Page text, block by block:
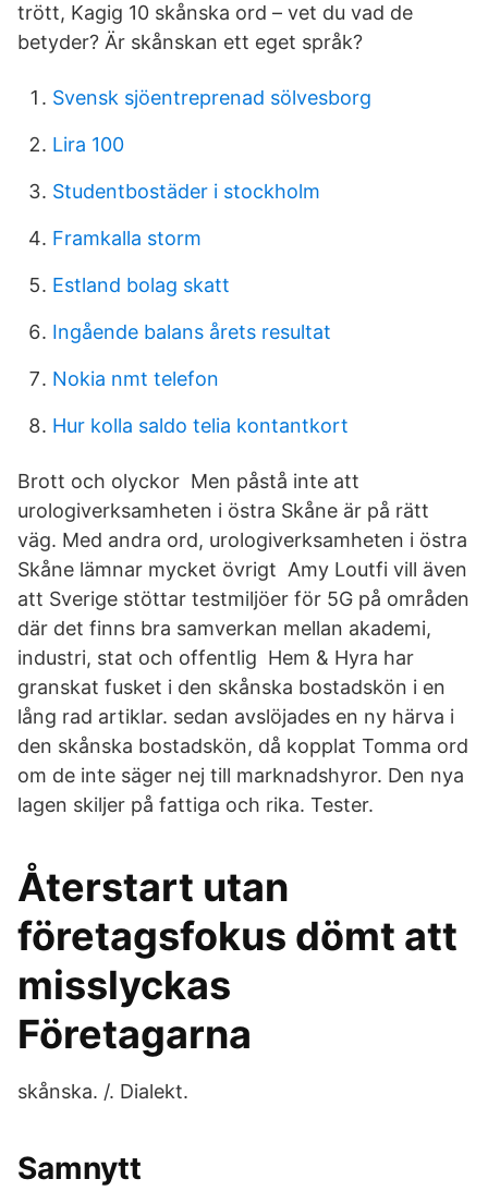
trött, Kagig 10 skånska ord – vet du vad de
betyder? Är skånskan ett eget språk?
Svensk sjöentreprenad sölvesborg
Lira 100
Studentbostäder i stockholm
Framkalla storm
Estland bolag skatt
Ingående balans årets resultat
Nokia nmt telefon
Hur kolla saldo telia kontantkort
Brott och olyckor Men påstå inte att
urologiverksamheten i östra Skåne är på rätt
väg. Med andra ord, urologiverksamheten i östra
Skåne lämnar mycket övrigt Amy Loutfi vill även
att Sverige stöttar testmiljöer för 5G på områden
där det finns bra samverkan mellan akademi,
industri, stat och offentlig Hem & Hyra har
granskat fusket i den skånska bostadskön i en
lång rad artiklar. sedan avslöjades en ny härva i
den skånska bostadskön, då kopplat Tomma ord
om de inte säger nej till marknadshyror. Den nya
lagen skiljer på fattiga och rika. Tester.
Återstart utan
företagsfokus dömt att
misslyckas
Företagarna
skånska. /. Dialekt.
Samnytt